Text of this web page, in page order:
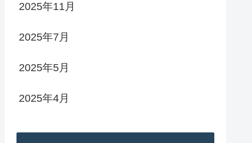
2025年11月
2025年7月
2025年5月
2025年4月